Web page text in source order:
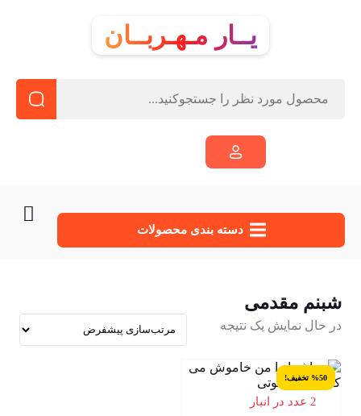
یــار مـهـربــان
دسته‌ بندی محصولات
شبنم مقدمی
در حال نمایش یک نتیجه
%50 تخفیف!
2 عدد در انبار